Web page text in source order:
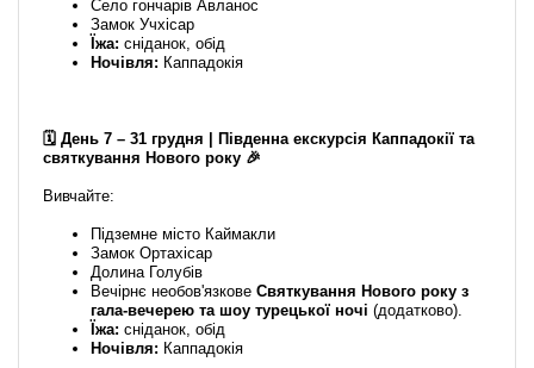
Село гончарів Авланос
Замок Учхісар
Їжа: сніданок, обід
Ночівля: Каппадокія
🗓️ День 7 – 31 грудня | Південна екскурсія Каппадокії та
святкування Нового року 🎉
Вивчайте:
Підземне місто Каймакли
Замок Ортахісар
Долина Голубів
Вечірнє необов'язкове Святкування Нового року з
гала-вечерею та шоу турецької ночі (додатково).
Їжа: сніданок, обід
Ночівля: Каппадокія